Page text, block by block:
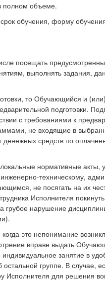
полном объеме.
обучения, форму
посещать
выполнять задания,
то Обучающийся и
подготовки.
с требованиями к
не входящие в
средств по
нормативные акты,
техническому,
не посягать на их
Исполнителя
грубое нарушение
это непонимание
вправе выдать
занятие в
группе. В случае,
Исполнителя для решения